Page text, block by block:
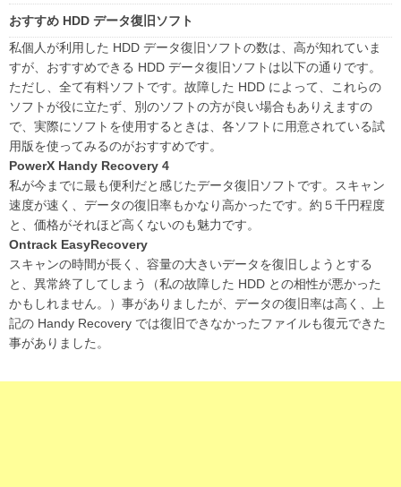
おすすめ HDD データ復旧ソフト
私個人が利用した HDD データ復旧ソフトの数は、高が知れていま
すが、おすすめできる HDD データ復旧ソフトは以下の通りです。
ただし、全て有料ソフトです。故障した HDD によって、これらの
ソフトが役に立たず、別のソフトの方が良い場合もありえますの
で、実際にソフトを使用するときは、各ソフトに用意されている試
用版を使ってみるのがおすすめです。
PowerX Handy Recovery 4
私が今までに最も便利だと感じたデータ復旧ソフトです。スキャン
速度が速く、データの復旧率もかなり高かったです。約５千円程度
と、価格がそれほど高くないのも魅力です。
Ontrack EasyRecovery
スキャンの時間が長く、容量の大きいデータを復旧しようとする
と、異常終了してしまう（私の故障した HDD との相性が悪かった
かもしれません。）事がありましたが、データの復旧率は高く、上
記の Handy Recovery では復旧できなかったファイルも復元できた
事がありました。